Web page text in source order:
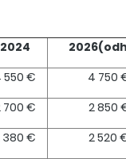
2024
550 €
4 750
700 €
2 850
380 €
2 520